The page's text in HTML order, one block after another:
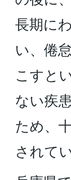
長期に
い、倦
こすと
ない疾
ため、
されて